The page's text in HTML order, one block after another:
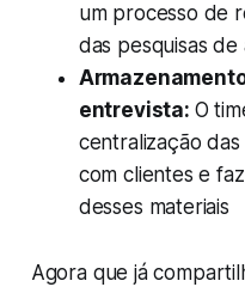
um processo de
das pesquisas
entrevista: O
centralização
com clientes e
desses materiais
Agora que já